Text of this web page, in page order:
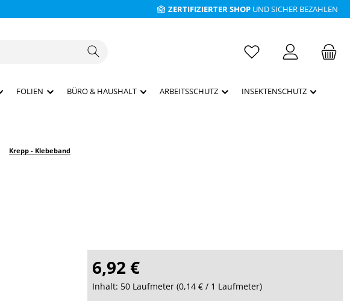
ZERTIFIZIERTER SHOP UND SICHER BEZAHLEN
FOLIEN BÜRO & HAUSHALT ARBEITSSCHUTZ INSEKTENSCHUTZ
Krepp - Klebeband
6,92 €
Inhalt: 50 Laufmeter (0,14 € / 1 Laufmeter)